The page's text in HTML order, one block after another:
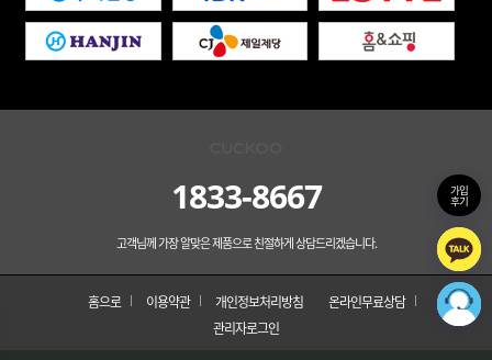
1833-8667
고객님께 가장 알맞은 제품으로 친절하게 상담드리겠습니다.
홈으로 이용약관 개인정보처리방침
온라인무료상담
관리자로그인
가입
후기